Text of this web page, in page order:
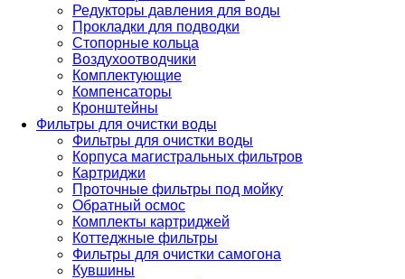
Редукторы давления для воды
Прокладки для подводки
Стопорные кольца
Воздухоотводчики
Комплектующие
Компенсаторы
Кронштейны
Фильтры для очистки воды
Фильтры для очистки воды
Корпуса магистральных фильтров
Картриджи
Проточные фильтры под мойку
Обратный осмос
Комплекты картриджей
Коттеджные фильтры
Фильтры для очистки самогона
Кувшины